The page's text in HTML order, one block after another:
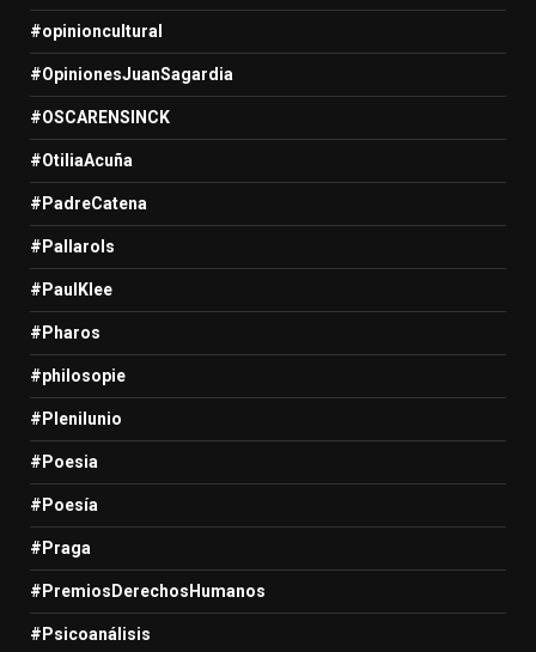
#opinioncultural
#OpinionesJuanSagardia
#OSCARENSINCK
#OtiliaAcuña
#PadreCatena
#Pallarols
#PaulKlee
#Pharos
#philosopie
#Plenilunio
#Poesia
#Poesía
#Praga
#PremiosDerechosHumanos
#Psicoanálisis